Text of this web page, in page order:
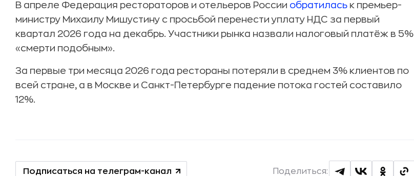
В апреле Федерация рестораторов и отельеров России обратилась к премьер-
министру Михаилу Мишустину с просьбой перенести уплату НДС за первый
квартал 2026 года на декабрь. Участники рынка назвали налоговый платёж в 5%
«смерти подобным».
За первые три месяца 2026 года рестораны потеряли в среднем 3% клиентов по
всей стране, а в Москве и Санкт-Петербурге падение потока гостей составило
12%.
Подписаться на телеграм-канал Поделиться: